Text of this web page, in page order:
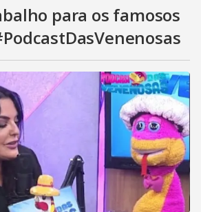
para os famosos